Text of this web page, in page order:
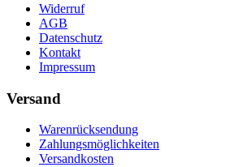
Widerruf
AGB
Datenschutz
Kontakt
Impressum
Versand
Warenrücksendung
Zahlungsmöglichkeiten
Versandkosten